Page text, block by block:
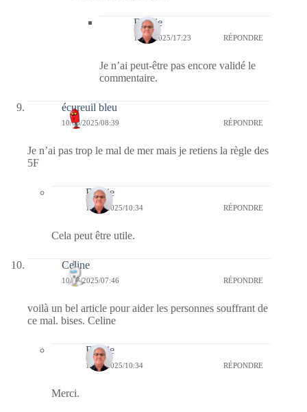
Bernie
13/03/2025/17:23 RÉPONDRE
Je n’ai peut-être pas encore validé le
commentaire.
écureuil bleu
10/03/2025/08:39 RÉPONDRE
Je n’ai pas trop le mal de mer mais je retiens la règle des
5F
Bernie
10/03/2025/10:34 RÉPONDRE
Cela peut être utile.
Celine
10/03/2025/07:46 RÉPONDRE
voilà un bel article pour aider les personnes souffrant de
ce mal. bises. Celine
Bernie
10/03/2025/10:34 RÉPONDRE
Merci.